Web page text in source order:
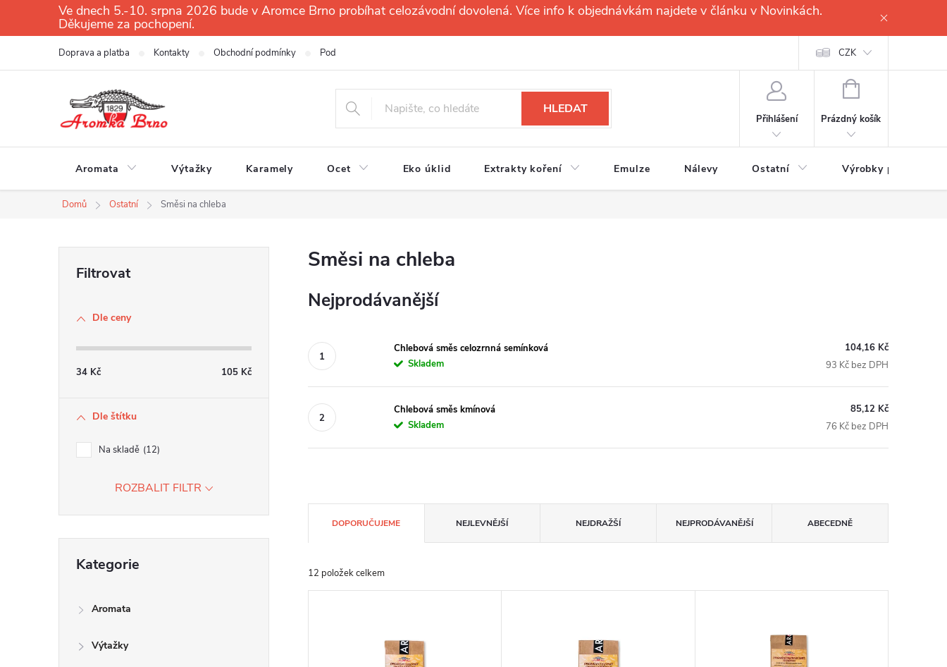
Ve dnech 5.-10. srpna 2026 bude v Aromce Brno probíhat celozávodní dovolená. Více info k objednávkám najdete v článku v Novinkách.
Děkujeme za pochopení.
Doprava a platba Kontakty Obchodní podmínky Podmínky ochrany osobních údajů CZK
HLEDAT
Přihlášení
NÁKUPNÍ
Prázdný košík
Aromata Výtažky Karamely Ocet Eko úklid Extrakty koření Emulze Nálevy Ostatní Výrobky pro
Domů Ostatní Směsi na chleba
l
Dle ceny
34 Kč 105 Kč
Dle štítku
Na skladě 12
ROZBALIT FILTR
kategorie
Kategorie
Aromata
Výtažky
Směsi na chleba
Nejprodávanější
Chlebová směs celozrnná semínková
Skladem
104,16 Kč
93 Kč bez DPH
Chlebová směs kmínová
Skladem
85,12 Kč
76 Kč bez DPH
e
n
DOPORUČUJEME NEJLEVNĚJŠÍ NEJDRAŽŠÍ NEJPRODÁVANĚJŠÍ ABECEDNĚ
12 položek celkem